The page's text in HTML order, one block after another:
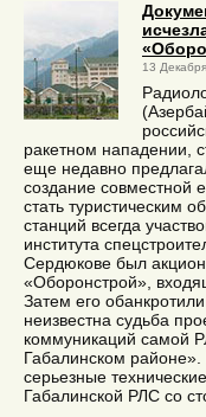
13
ракетном нападении,
еще недавно
создание совместной
стать туристическим
станций всегда
института
Сердюкове был
«Оборонстрой»,
Затем его
неизвестна судьба
коммуникаций самой
Габалинском районе».
серьезные
Габалинской РЛС со